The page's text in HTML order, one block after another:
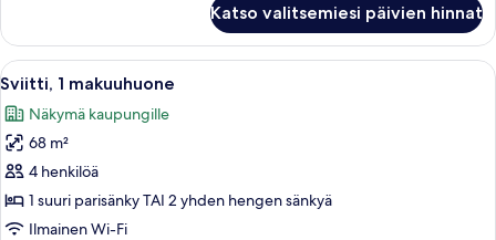
Katso valitsemiesi päivien hinnat
Avaa
kaikki
huonetyypin
Sviitti,
1
makuuhuone
kuvat
Hotellihuone, jossa on suuri sänky,
7
Sviitti, 1 makuuhuone
Näkymä kaupungille
68 m²
4 henkilöä
1 suuri parisänky TAI 2 yhden hengen sänkyä
Ilmainen Wi-Fi